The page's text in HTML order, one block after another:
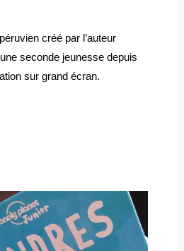
LONDONIENNE
story
londonienne
créé par l’auteur
seconde jeunesse depuis
sur grand écran.